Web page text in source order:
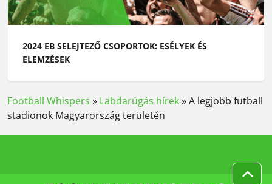
2024 EB SELEJTEZŐ CSOPORTOK: ESÉLYEK ÉS
ELEMZÉSEK
Football Whispers » Labdarúgás hírek»A legjobb futball
stadionok Magyarország területén